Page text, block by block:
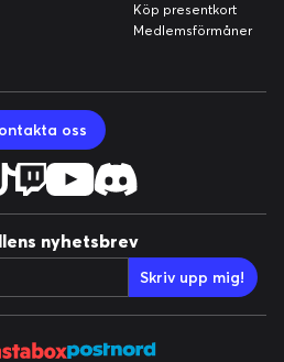
Köp presentkort
Medlemsförmåner
oss
nyhetsbrev
Skriv upp mig!